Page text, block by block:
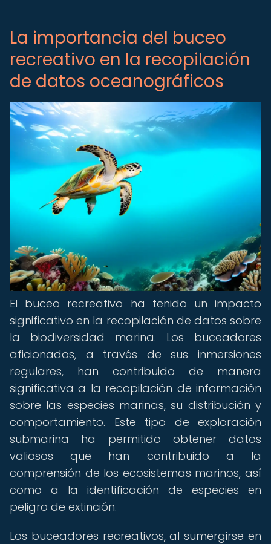
La importancia del buceo
recreativo en la recopilación
de datos oceanográficos
El buceo recreativo ha tenido un impacto
significativo en la recopilación de datos sobre
la biodiversidad marina. Los buceadores
aficionados, a través de sus inmersiones
regulares, han contribuido de manera
significativa a la recopilación de información
sobre las especies marinas, su distribución y
comportamiento. Este tipo de exploración
submarina ha permitido obtener datos
valiosos que han contribuido a la
comprensión de los ecosistemas marinos, así
como a la identificación de especies en
peligro de extinción.
Los buceadores recreativos, al sumergirse en